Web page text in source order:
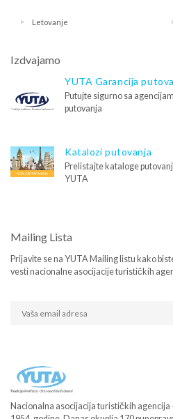
Letovanje
Izdvajamo
YUTA Garancija
Putujte sigurno sa
putovanja
Katalozi putovanja
Prelistajte kataloge
YUTA
Mailing Lista
Prijavite se na YUTA Mailing listu kako
vesti nacionalne asocijacije turističkih
Nacionalna asocijacija turističkih agencija